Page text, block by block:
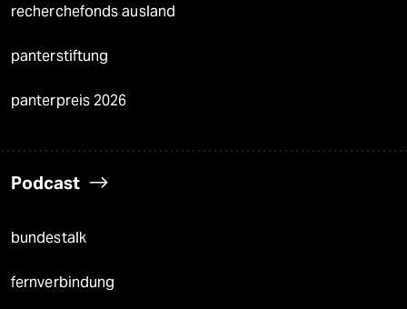
recherchefonds ausland
panterstiftung
panterpreis 2026
Podcast
bundestalk
fernverbindung